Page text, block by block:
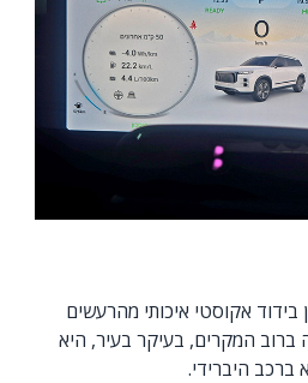
בידוד אקוסטי איכותי מהרעשים
ברוב המקרים, בעיקר בעיר, היא
ברכב היברידי.